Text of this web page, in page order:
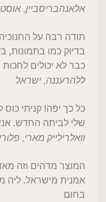
אלאנהבריסביין,
תודה רבה על
בדיוק כמו בתמונות,
כבר לא יכולים
ללהרעננה, ישראל
כל כך יפה! קניתי
שלי לביתה החדש.
וואלרילייק מארי,
המוצר מדהים וזה
אמנית מישראל. ליה
בחום